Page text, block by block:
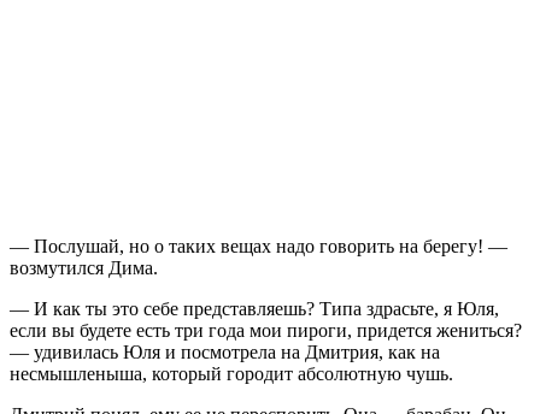
— Послушай, но о таких вещах надо говорить на берегу! —
возмутился Дима.
— И как ты это себе представляешь? Типа здрасьте, я Юля,
если вы будете есть три года мои пироги, придется жениться?
— удивилась Юля и посмотрела на Дмитрия, как на
несмышленыша, который городит абсолютную чушь.